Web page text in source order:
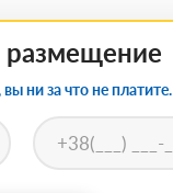
размещение
ни за что не платите.